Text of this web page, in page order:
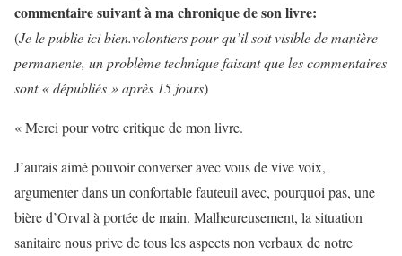
commentaire suivant à ma chronique de son livre:
(Je le publie ici bien.volontiers pour qu’il soit visible de manière
permanente, un problème technique faisant que les commentaires
sont « dépubliés » après 15 jours)
« Merci pour votre critique de mon livre.
J’aurais aimé pouvoir converser avec vous de vive voix,
argumenter dans un confortable fauteuil avec, pourquoi pas, une
bière d’Orval à portée de main. Malheureusement, la situation
sanitaire nous prive de tous les aspects non verbaux de notre